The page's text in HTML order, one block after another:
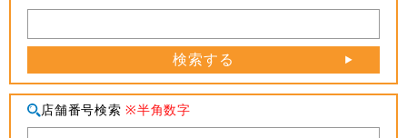
検索する
店舗番号検索※半角数字